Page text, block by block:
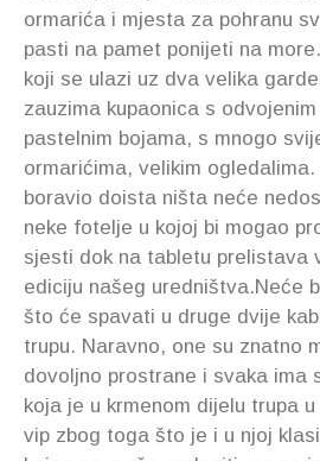
ormarića i mjesta za pohranu
pasti na pamet ponijeti na
koji se ulazi uz dva velika
zauzima kupaonica s
pastelnim bojama, s mnogo
ormarićima, velikim
boravio doista ništa neće
neke fotelje u kojoj bi mogao
sjesti dok na tabletu prelistava
ediciju našeg uredništva.Neće
što će spavati u druge dvije
trupu. Naravno, one su znatno
dovoljno prostrane i svaka ima
koja je u krmenom dijelu trupa
vip zbog toga što je i u njoj